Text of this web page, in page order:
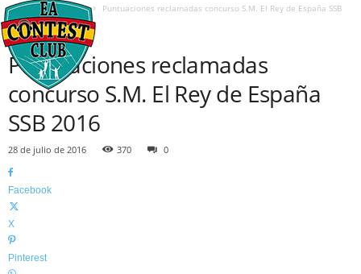
Inicio Resultados
Puntuaciones reclamadas concurso S.M. El Rey de España SSB
2016
RESULTADOS
Puntuaciones reclamadas
concurso S.M. El Rey de España
SSB 2016
28 de julio de 2016 370 0
Facebook
X
Pinterest